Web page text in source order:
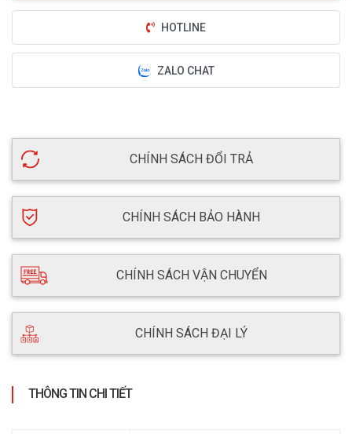
HOTLINE
ZALO CHAT
CHÍNH SÁCH ĐỔI TRẢ
CHÍNH SÁCH BẢO HÀNH
CHÍNH SÁCH VẬN CHUYỂN
CHÍNH SÁCH ĐẠI LÝ
THÔNG TIN CHI TIẾT